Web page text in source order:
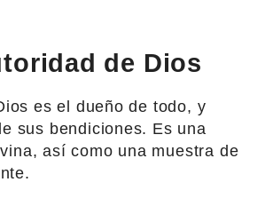
de Dios
es el dueño de todo, y
sus bendiciones. Es una
así como una muestra de